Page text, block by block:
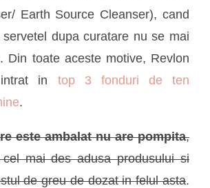
Earth Source Cleanser), cand
dupa curatare nu se mai
Din toate aceste motive, Revlon
in top 3 fonduri de ten
.
este ambalat nu are pompita,
mai des adusa produsului si
de greu de dozat in felul asta.